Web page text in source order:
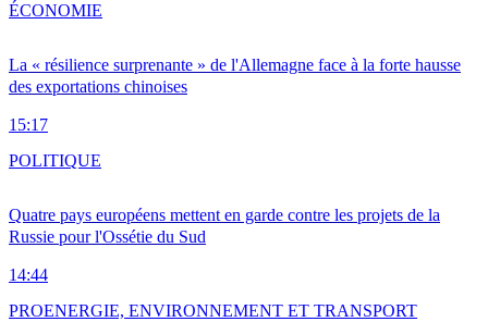
La « résilience surprenante » de l'Allemagne face à la forte hausse
des exportations chinoises
15:17
ÉCONOMIE
Quatre pays européens mettent en garde contre les projets de la
Russie pour l'Ossétie du Sud
14:44
POLITIQUE
PROENERGIE, ENVIRONNEMENT ET TRANSPORT